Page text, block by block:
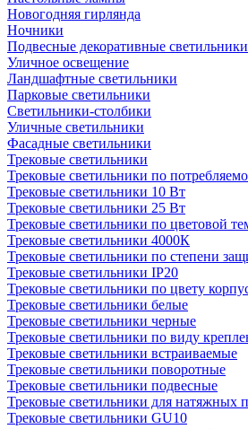
Новогодняя гирлянда
Ночники
Подвесные декоративные светильники
Уличное освещение
Ландшафтные светильники
Парковые светильники
Светильники-столбики
Уличные светильники
Фасадные светильники
Трековые светильники
Трековые светильники по
Трековые светильники 10 Вт
Трековые светильники 25 Вт
Трековые светильники по цветовой
Трековые светильники 4000К
Трековые светильники по степени
Трековые светильники IP20
Трековые светильники по цвету
Трековые светильники белые
Трековые светильники черные
Трековые светильники по виду
Трековые светильники встраиваемые
Трековые светильники поворотные
Трековые светильники подвесные
Трековые светильники для натяжных
Трековые светильники GU10